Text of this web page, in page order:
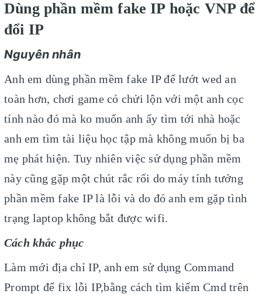
Dùng phần mềm fake IP hoặc VNP để
đổi IP
Nguyên nhân
Anh em dùng phần mềm fake IP để lướt wed an
toàn hơn, chơi game có chửi lộn với một anh cọc
tính nào đó mà ko muốn anh ấy tìm tới nhà hoặc
anh em tìm tài liệu học tập mà không muốn bị ba
mẹ phát hiện. Tuy nhiên việc sử dụng phần mềm
này cũng gặp một chút rắc rối do máy tính tưởng
phần mềm fake IP là lỗi và do đó anh em gặp tình
trạng laptop không bắt được wifi.
Cách khắc phục
Làm mới địa chỉ IP, anh em sử dụng Command
Prompt để fix lỗi IP,bằng cách tìm kiếm Cmd trên